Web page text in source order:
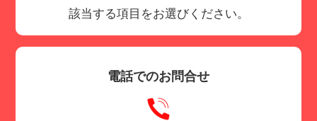
該当する項目をお選びください。
電話でのお問合せ